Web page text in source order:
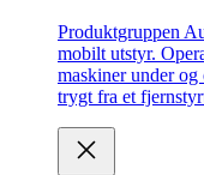
Produktgruppen
mobilt utstyr.
maskiner under
trygt fra et